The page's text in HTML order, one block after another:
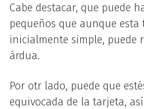
Cabe destacar, que puede
pequeños que aunque esta
inicialmente simple, puede
árdua.
Por otr lado, puede que
equivocada de la tarjeta,